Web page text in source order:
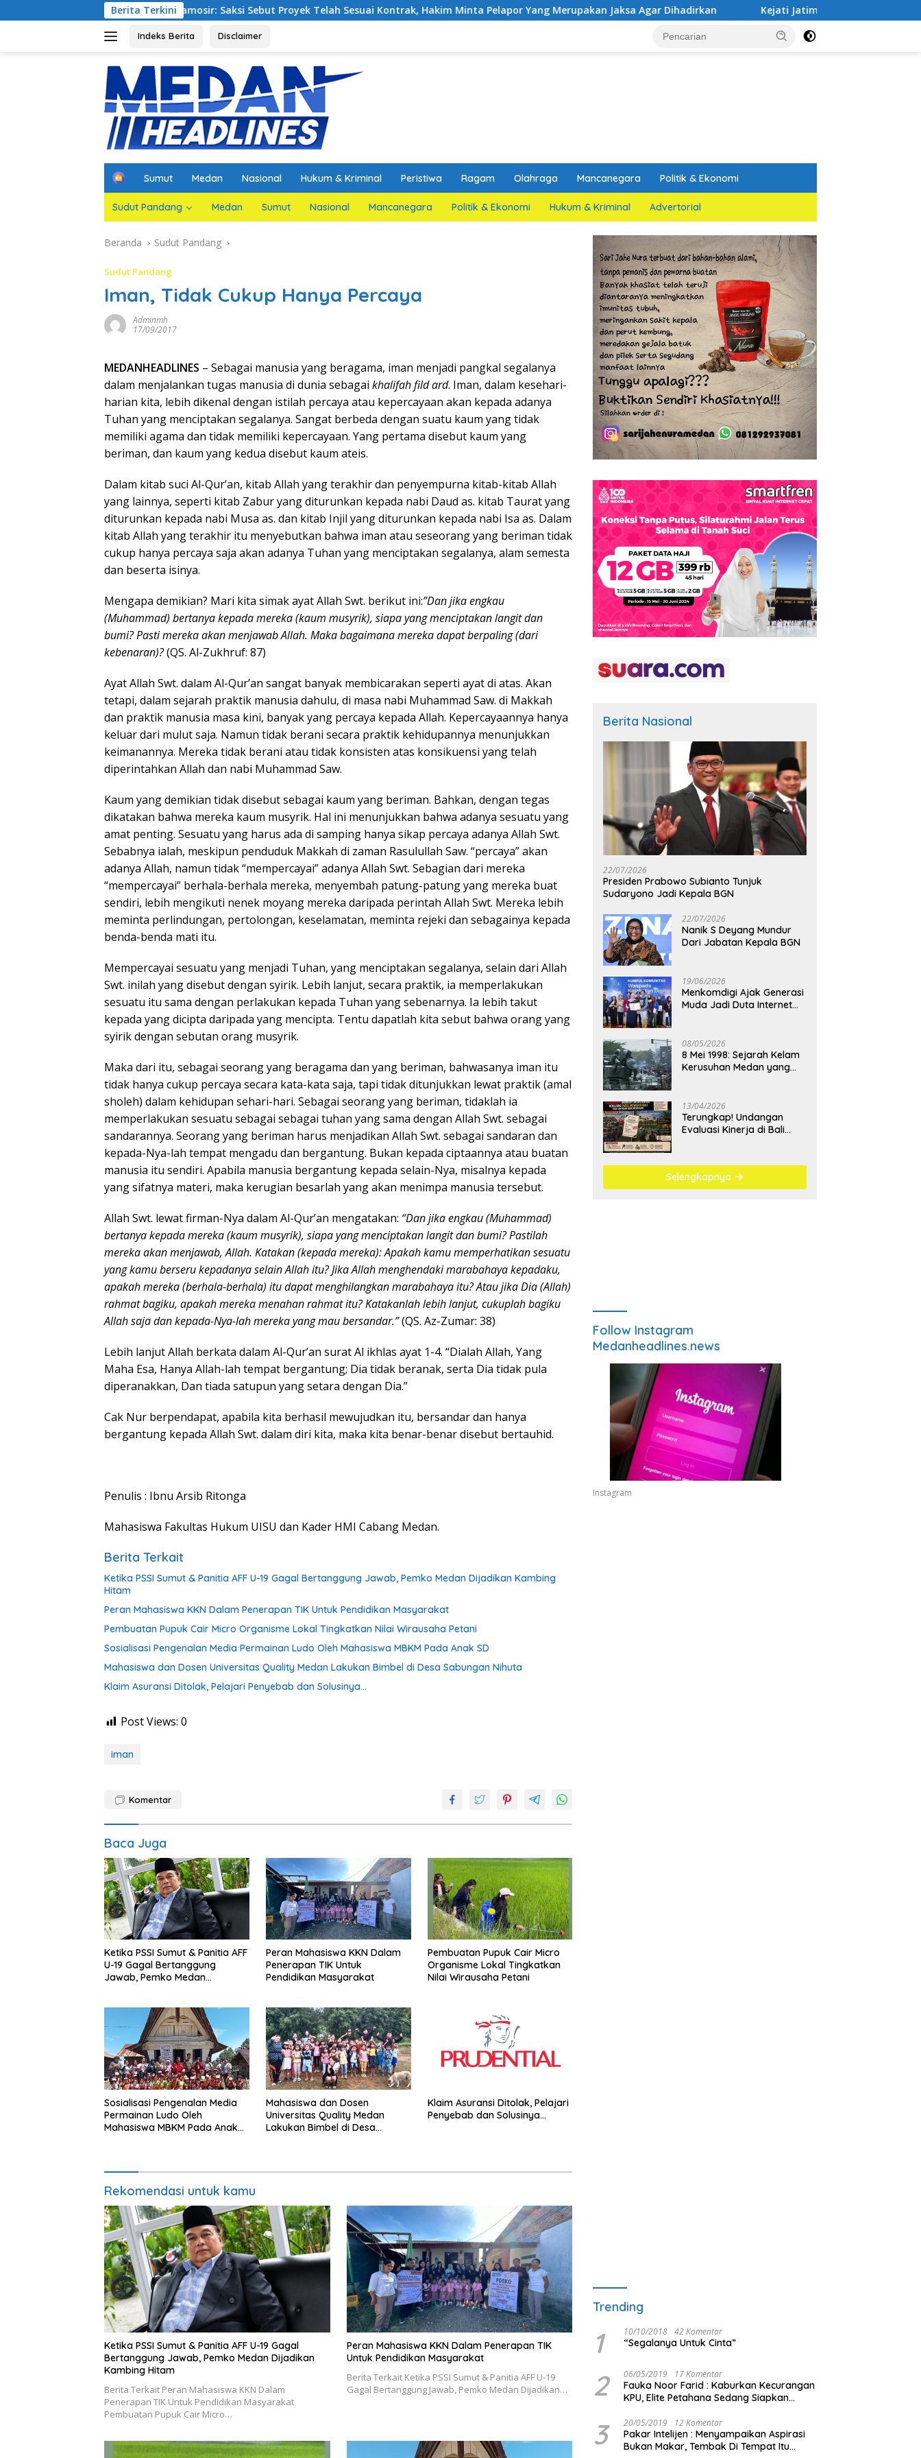
ke
Berita Terkini
City Samosir: Saksi Sebut Proyek Telah Sesuai Kontrak, Hakim Minta Pelapor Yang Merupakan Jaksa Agar Dihadirkan Kejati Jatim dan PGN Bangun Sinergi Strategis
Indeks Berita Disclaimer
H
m
e
Sumut Medan Nasional Hukum & Kriminal Peristiwa Ragam Olahraga Mancanegara Politik & Ekonomi
Sudut Pandang Medan Sumut Nasional Mancanegara Politik & Ekonomi Hukum & Kriminal Advertorial
Beranda Sudut Pandang
Sudut Pandang
Iman, Tidak Cukup Hanya Percaya
Adminmh
17/09/2017
MEDANHEADLINES – Sebagai manusia yang beragama, iman menjadi pangkal segalanya
dalam menjalankan tugas manusia di dunia sebagai khalifah fild ard. Iman, dalam kesehari-
harian kita, lebih dikenal dengan istilah percaya atau kepercayaan akan kepada adanya
Tuhan yang menciptakan segalanya. Sangat berbeda dengan suatu kaum yang tidak
memiliki agama dan tidak memiliki kepercayaan. Yang pertama disebut kaum yang
beriman, dan kaum yang kedua disebut kaum ateis.
Dalam kitab suci Al-Qur’an, kitab Allah yang terakhir dan penyempurna kitab-kitab Allah
yang lainnya, seperti kitab Zabur yang diturunkan kepada nabi Daud as. kitab Taurat yang
diturunkan kepada nabi Musa as. dan kitab Injil yang diturunkan kepada nabi Isa as. Dalam
kitab Allah yang terakhir itu menyebutkan bahwa iman atau seseorang yang beriman tidak
cukup hanya percaya saja akan adanya Tuhan yang menciptakan segalanya, alam semesta
dan beserta isinya.
Mengapa demikian? Mari kita simak ayat Allah Swt. berikut ini:”Dan jika engkau
(Muhammad) bertanya kepada mereka (kaum musyrik), siapa yang menciptakan langit dan
bumi? Pasti mereka akan menjawab Allah. Maka bagaimana mereka dapat berpaling (dari
kebenaran)?(QS. Al-Zukhruf: 87)
Ayat Allah Swt. dalam Al-Qur’an sangat banyak membicarakan seperti ayat di atas. Akan
tetapi, dalam sejarah praktik manusia dahulu, di masa nabi Muhammad Saw. di Makkah
dan praktik manusia masa kini, banyak yang percaya kepada Allah. Kepercayaannya hanya
keluar dari mulut saja. Namun tidak berani secara praktik kehidupannya menunjukkan
keimanannya. Mereka tidak berani atau tidak konsisten atas konsikuensi yang telah
diperintahkan Allah dan nabi Muhammad Saw.
Kaum yang demikian tidak disebut sebagai kaum yang beriman. Bahkan, dengan tegas
dikatakan bahwa mereka kaum musyrik. Hal ini menunjukkan bahwa adanya sesuatu yang
amat penting. Sesuatu yang harus ada di samping hanya sikap percaya adanya Allah Swt.
Sebabnya ialah, meskipun penduduk Makkah di zaman Rasulullah Saw. “percaya” akan
adanya Allah, namun tidak “mempercayai” adanya Allah Swt. Sebagian dari mereka
“mempercayai” berhala-berhala mereka, menyembah patung-patung yang mereka buat
sendiri, lebih mengikuti nenek moyang mereka daripada perintah Allah Swt. Mereka lebih
meminta perlindungan, pertolongan, keselamatan, meminta rejeki dan sebagainya kepada
benda-benda mati itu.
Mempercayai sesuatu yang menjadi Tuhan, yang menciptakan segalanya, selain dari Allah
Swt. inilah yang disebut dengan syirik. Lebih lanjut, secara praktik, ia memperlakukan
sesuatu itu sama dengan perlakukan kepada Tuhan yang sebenarnya. Ia lebih takut
kepada yang dicipta daripada yang mencipta. Tentu dapatlah kita sebut bahwa orang yang
syirik dengan sebutan orang musyrik.
Maka dari itu, sebagai seorang yang beragama dan yang beriman, bahwasanya iman itu
tidak hanya cukup percaya secara kata-kata saja, tapi tidak ditunjukkan lewat praktik (amal
sholeh) dalam kehidupan sehari-hari. Sebagai seorang yang beriman, tidaklah ia
memperlakukan sesuatu sebagai sebagai tuhan yang sama dengan Allah Swt. sebagai
sandarannya. Seorang yang beriman harus menjadikan Allah Swt. sebagai sandaran dan
kepada-Nya-lah tempat mengadu dan bergantung. Bukan kepada ciptaannya atau buatan
manusia itu sendiri. Apabila manusia bergantung kepada selain-Nya, misalnya kepada
yang sifatnya materi, maka kerugian besarlah yang akan menimpa manusia tersebut.
Allah Swt. lewat firman-Nya dalam Al-Qur’an mengatakan: “Dan jika engkau (Muhammad)
bertanya kepada mereka (kaum musyrik), siapa yang menciptakan langit dan bumi? Pastilah
mereka akan menjawab, Allah. Katakan (kepada mereka): Apakah kamu memperhatikan sesuatu
yang kamu berseru kepadanya selain Allah itu? Jika Allah menghendaki marabahaya kepadaku,
apakah mereka (berhala-berhala) itu dapat menghilangkan marabahaya itu? Atau jika Dia (Allah)
rahmat bagiku, apakah mereka menahan rahmat itu? Katakanlah lebih lanjut, cukuplah bagiku
Allah saja dan kepada-Nya-lah mereka yang mau bersandar.”(QS. Az-Zumar: 38)
Lebih lanjut Allah berkata dalam Al-Qur’an surat Al ikhlas ayat 1-4. “Dialah Allah, Yang
Maha Esa, Hanya Allah-lah tempat bergantung; Dia tidak beranak, serta Dia tidak pula
diperanakkan, Dan tiada satupun yang setara dengan Dia.”
Cak Nur berpendapat, apabila kita berhasil mewujudkan itu, bersandar dan hanya
bergantung kepada Allah Swt. dalam diri kita, maka kita benar-benar disebut bertauhid.
Penulis : Ibnu Arsib Ritonga
Mahasiswa Fakultas Hukum UISU dan Kader HMI Cabang Medan.
Berita Terkait
Ketika PSSI Sumut & Panitia AFF U-19 Gagal Bertanggung Jawab, Pemko Medan Dijadikan Kambing
Hitam
Peran Mahasiswa KKN Dalam Penerapan TIK Untuk Pendidikan Masyarakat
Pembuatan Pupuk Cair Micro Organisme Lokal Tingkatkan Nilai Wirausaha Petani
Sosialisasi Pengenalan Media Permainan Ludo Oleh Mahasiswa MBKM Pada Anak SD
Mahasiswa dan Dosen Universitas Quality Medan Lakukan Bimbel di Desa Sabungan Nihuta
Klaim Asuransi Ditolak, Pelajari Penyebab dan Solusinya…
Post Views: 0
iman
Komentar
Baca Juga
Ketika PSSI Sumut & Panitia AFF
U-19 Gagal Bertanggung
Jawab, Pemko Medan
Peran Mahasiswa KKN Dalam
Penerapan TIK Untuk
Pendidikan Masyarakat
Pembuatan Pupuk Cair Micro
Organisme Lokal Tingkatkan
Nilai Wirausaha Petani
Sosialisasi Pengenalan Media
Permainan Ludo Oleh
Mahasiswa MBKM Pada Anak
Mahasiswa dan Dosen
Universitas Quality Medan
Lakukan Bimbel di Desa
Klaim Asuransi Ditolak, Pelajari
Penyebab dan Solusinya…
Rekomendasi untuk kamu
Ketika PSSI Sumut & Panitia AFF U-19 Gagal
Bertanggung Jawab, Pemko Medan Dijadikan
Kambing Hitam
Berita Terkait Peran Mahasiswa KKN Dalam
Penerapan TIK Untuk Pendidikan Masyarakat
Pembuatan Pupuk Cair Micro…
Peran Mahasiswa KKN Dalam Penerapan TIK
Untuk Pendidikan Masyarakat
Berita Terkait Ketika PSSI Sumut & Panitia AFF U-19
Gagal Bertanggung Jawab, Pemko Medan Dijadikan…
Berita Nasional
22/07/2026
Presiden Prabowo Subianto Tunjuk
Sudaryono Jadi Kepala BGN
22/07/2026
Nanik S Deyang Mundur
Dari Jabatan Kepala BGN
19/06/2026
Menkomdigi Ajak Generasi
Muda Jadi Duta Internet
08/05/2026
8 Mei 1998: Sejarah Kelam
Kerusuhan Medan yang
13/04/2026
Terungkap! Undangan
Evaluasi Kinerja di Bali
Mengular
Selengkapnya
Follow Instagram
Medanheadlines.news
Instagram
Trending
1 10/10/2018 42 Komentar
“Segalanya Untuk Cinta”
2 06/05/2019 17 Komentar
Fauka Noor Farid : Kaburkan Kecurangan
KPU, Elite Petahana Sedang Siapkan
3 20/05/2019 12 Komentar
Pakar Intelijen : Menyampaikan Aspirasi
Bukan Makar, Tembak Di Tempat Itu